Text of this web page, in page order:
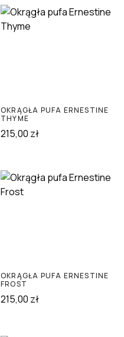
OKRĄGŁA PUFA ERNESTINE
THYME
215,00 zł
OKRĄGŁA PUFA ERNESTINE
FROST
215,00 zł